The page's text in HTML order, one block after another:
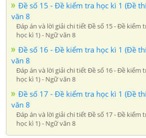
Đề số 15 - Đề kiểm tra học kì 1 (Đề
văn 8
Đáp án và lời giải chi tiết Đề số 15 - Đề kiểm
học kì 1) - Ngữ văn 8
Đề số 16 - Đề kiểm tra học kì 1 (Đề
văn 8
Đáp án và lời giải chi tiết Đề số 16 - Đề kiểm
học kì 1) - Ngữ văn 8
Đề số 17 - Đề kiểm tra học kì 1 (Đề
văn 8
Đáp án và lời giải chi tiết Đề số 17 - Đề kiểm
học kì 1) - Ngữ văn 8